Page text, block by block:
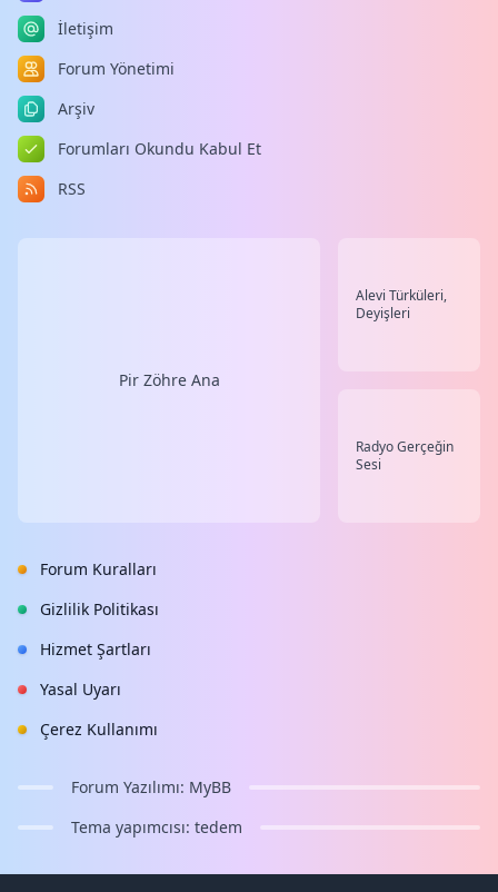
İletişim
Forum Yönetimi
Arşiv
Forumları Okundu Kabul Et
RSS
Pir Zöhre Ana
Alevi Türküleri,
Deyişleri
Radyo Gerçeğin
Sesi
Forum Kuralları
Gizlilik Politikası
Hizmet Şartları
Yasal Uyarı
Çerez Kullanımı
Forum Yazılımı: MyBB
Tema yapımcısı: tedem